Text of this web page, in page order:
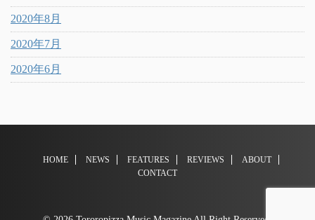
2020年8月
2020年7月
2020年6月
HOME NEWS FEATURES REVIEWS
ABOUT
CONTACT